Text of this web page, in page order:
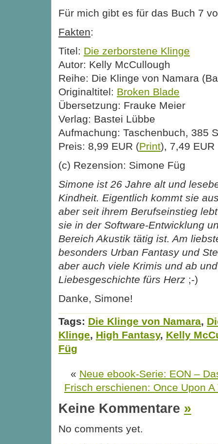
Für mich gibt es für das Buch 7
Fakten:
Titel: Die zerborstene Klinge
Autor: Kelly McCullough
Reihe: Die Klinge von Namara
Originaltitel: Broken Blade
Übersetzung: Frauke Meier
Verlag: Bastei Lübbe
Aufmachung: Taschenbuch, 385
Preis: 8,99 EUR (Print), 7,49 EUR
(c) Rezension: Simone Füg
Simone ist 26 Jahre alt und
Kindheit. Eigentlich kommt sie
aber seit ihrem Berufseinstieg
sie in der Software-Entwicklung
Bereich Akustik tätig ist. Am
besonders Urban Fantasy und
aber auch viele Krimis und ab
Liebesgeschichte fürs Herz ;-)
Danke, Simone!
Tags: Die Klinge von Namara,
Klinge, High Fantasy, Kelly
Füg
« Neue ebook-Serie: EON –
Frisch erschienen: Once Upon
Keine Kommentare »
No comments yet.